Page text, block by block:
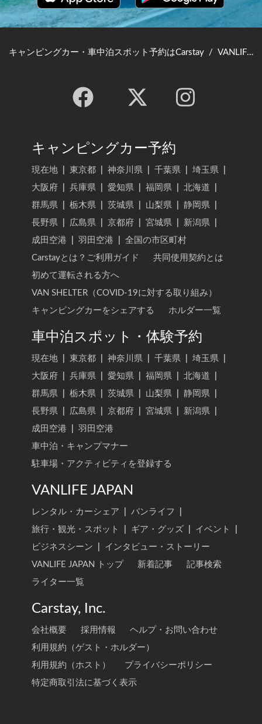
キャンピングカー・車中泊スポット予約はCarstay / VANLIFE JAPAN TOP
キャンピングカー予約
現在地 東京都 神奈川県 千葉県 埼玉県
大阪府
兵庫県 愛知県 福岡県 北海道
群馬県
栃木県 茨城県 山梨県 静岡県
長野県
広島県 京都府 宮城県 新潟県
成田空港
羽田空港
全国の市区町村
Carstayとは？ご利用ガイド
共同使用契約とは
初めて運転される方へ
VAN SHELTER（COVID-19に対する取り組み）
キャンピングカーをシェアする
ホルダー一覧
車中泊スポット・体験予約
現在地 東京都 神奈川県 千葉県 埼玉県
大阪府
兵庫県 愛知県 福岡県 北海道
群馬県
栃木県 茨城県 山梨県 静岡県
長野県
広島県 京都府 宮城県 新潟県
成田空港
羽田空港
車中泊・キャンプマナー
駐車場・アクティビティを登録する
VANLIFE JAPAN
レンタル・カーシェア バンライフ
旅行・観光・スポット
ギア・グッズ イベント
ビジネスシーン
インタビュー・ストーリー
VANLIFE JAPAN トップ
新着記事
記事検索
ライター一覧
Carstay, Inc.
会社概要 採用情報
ヘルプ・お問い合わせ
利用規約（ゲスト・ホルダー）
利用規約（ホスト）
プライバシーポリシー
特定商取引法に基づく表示